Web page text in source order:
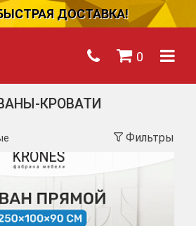
ДОСТАВКА!
0
КРОВАТИ
Фильтры